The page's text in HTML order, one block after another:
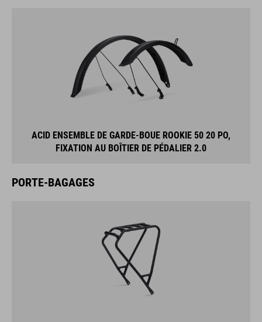
ACID ENSEMBLE DE GARDE-BOUE ROOKIE 50 20 PO,
FIXATION AU BOÎTIER DE PÉDALIER 2.0
PORTE-BAGAGES